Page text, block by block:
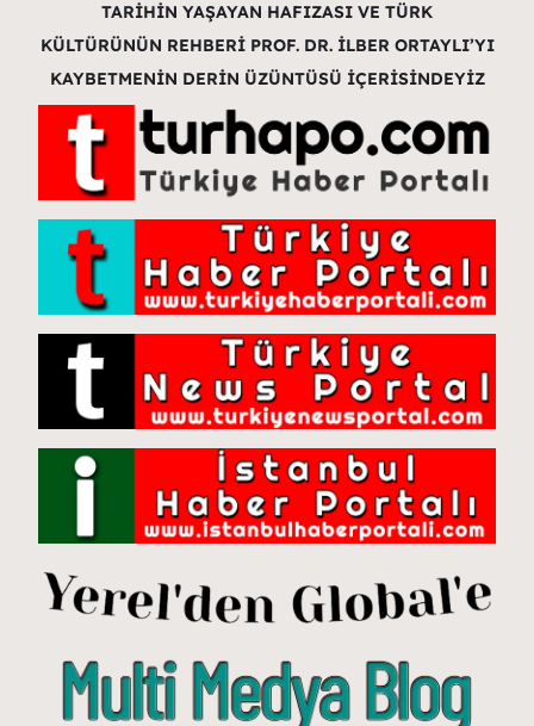
TARİHİN YAŞAYAN HAFIZASI VE TÜRK
KÜLTÜRÜNÜN REHBERİ PROF. DR. İLBER ORTAYLI’YI
KAYBETMENİN DERİN ÜZÜNTÜSÜ İÇERİSİNDEYİZ